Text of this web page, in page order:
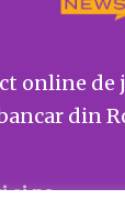
online
din
și pe